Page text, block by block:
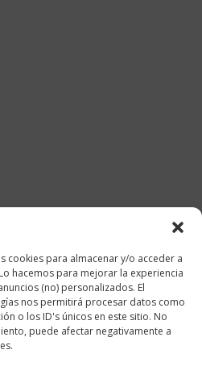
cookies para almacenar y/o acceder a
hacemos para mejorar la experiencia
(no) personalizados. El
nos permitirá procesar datos como
o los ID's únicos en este sitio. No
puede afectar negativamente a